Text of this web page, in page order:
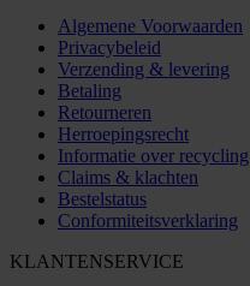
Algemene Voorwaarden
Privacybeleid
Verzending & levering
Betaling
Retourneren
Herroepingsrecht
Informatie over recycling
Claims & klachten
Bestelstatus
Conformiteitsverklaring
KLANTENSERVICE